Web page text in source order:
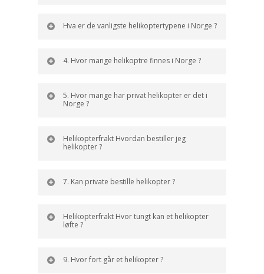
Hva er de vanligste helikoptertypene i Norge ?
4. Hvor mange helikoptre finnes i Norge ?
5. Hvor mange har privat helikopter er det i
Norge ?
Helikopterfrakt Hvordan bestiller jeg
helikopter ?
7. Kan private bestille helikopter ?
Helikopterfrakt Hvor tungt kan et helikopter
løfte ?
9. Hvor fort går et helikopter ?